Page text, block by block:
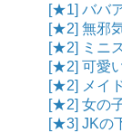
[★1] ババ
[★2] 無邪
[★2] ミニ
[★2] 可愛
[★2] メイ
[★2] 女の
[★3] JKの